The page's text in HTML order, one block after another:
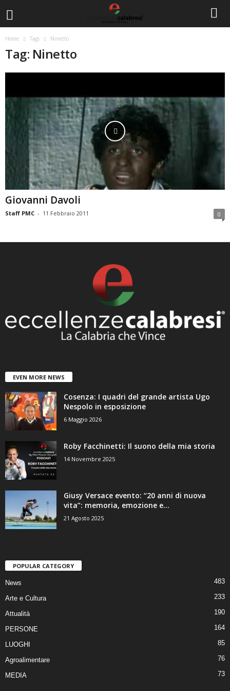
Home Tags Ninetto
Tag: Ninetto
Giovanni Davoli
Staff PMC - 11 Febbraio 2011 0
EVEN MORE NEWS
Cosenza: I quadri del grande artista Ugo
Nespolo in esposizione
6 Maggio 2026
Roby Facchinetti: Il suono della mia storia
14 Novembre 2025
Giusy Versace evento: “20 anni di nuova
vita”: memoria, emozione e...
21 Agosto 2025
POPULAR CATEGORY
News 483
Arte e Cultura 233
Attualità 190
PERSONE 164
LUOGHI 85
Agroalimentare 76
MEDIA 73